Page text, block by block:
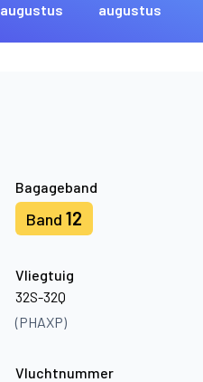
augustus
augustus
Bagageband
Band 12
Vliegtuig
32S-32Q
(PHAXP)
Vluchtnummer